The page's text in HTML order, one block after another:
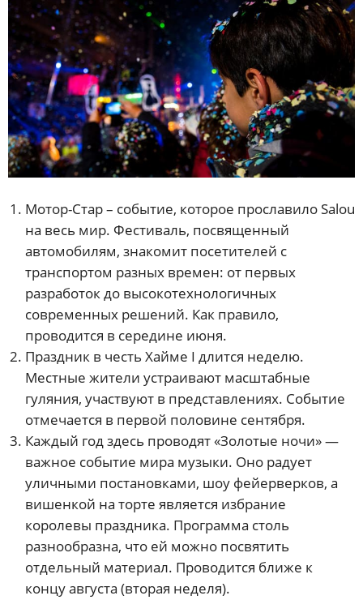
Мотор-Стар – событие, которое прославило Salou
на весь мир. Фестиваль, посвященный
автомобилям, знакомит посетителей с
транспортом разных времен: от первых
разработок до высокотехнологичных
современных решений. Как правило,
проводится в середине июня.
Праздник в честь Хайме I длится неделю.
Местные жители устраивают масштабные
гуляния, участвуют в представлениях. Событие
отмечается в первой половине сентября.
Каждый год здесь проводят «Золотые ночи» —
важное событие мира музыки. Оно радует
уличными постановками, шоу фейерверков, а
вишенкой на торте является избрание
королевы праздника. Программа столь
разнообразна, что ей можно посвятить
отдельный материал. Проводится ближе к
концу августа (вторая неделя).